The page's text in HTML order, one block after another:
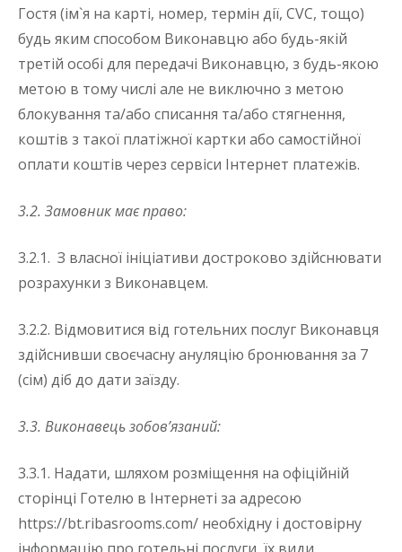
Гостя (ім`я на карті, номер, термін дії, CVC, тощо)
будь яким способом Виконавцю або будь-якій
третій особі для передачі Виконавцю, з будь-якою
метою в тому числі але не виключно з метою
блокування та/або списання та/або стягнення,
коштів з такої платіжної картки або самостійної
оплати коштів через сервіси Інтернет платежів.
3.2. Замовник має право:
3.2.1. З власної ініціативи достроково здійснювати
розрахунки з Виконавцем.
3.2.2. Відмовитися від готельних послуг Виконавця
здійснивши своєчасну ануляцію бронювання за 7
(сім) діб до дати заїзду.
3.3. Виконавець зобов’язаний:
3.3.1. Надати, шляхом розміщення на офіційній
сторінці Готелю в Інтернеті за адресою
https://bt.ribasrooms.com/ необхідну і достовірну